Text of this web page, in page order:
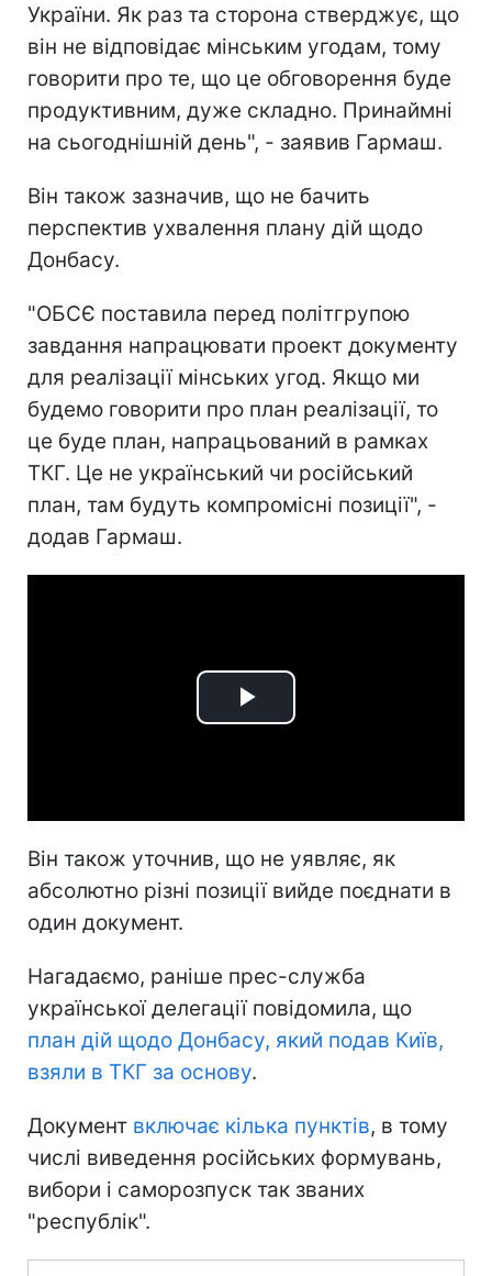
України. Як раз та сторона стверджує, що
він не відповідає мінським угодам, тому
говорити про те, що це обговорення буде
продуктивним, дуже складно. Принаймні
на сьогоднішній день", - заявив Гармаш.
Він також зазначив, що не бачить
перспектив ухвалення плану дій щодо
Донбасу.
"ОБСЄ поставила перед політгрупою
завдання напрацювати проект документу
для реалізації мінських угод. Якщо ми
будемо говорити про план реалізації, то
це буде план, напрацьований в рамках
ТКГ. Це не український чи російський
план, там будуть компромісні позиції", -
додав Гармаш.
Play
Він також уточнив, що не уявляє, як
абсолютно різні позиції вийде поєднати в
один документ.
Нагадаємо, раніше прес-служба
української делегації повідомила, що
план дій щодо Донбасу, який подав Київ,
взяли в ТКГ за основу.
Документ включає кілька пунктів, в тому
числі виведення російських формувань,
вибори і саморозпуск так званих
"республік".